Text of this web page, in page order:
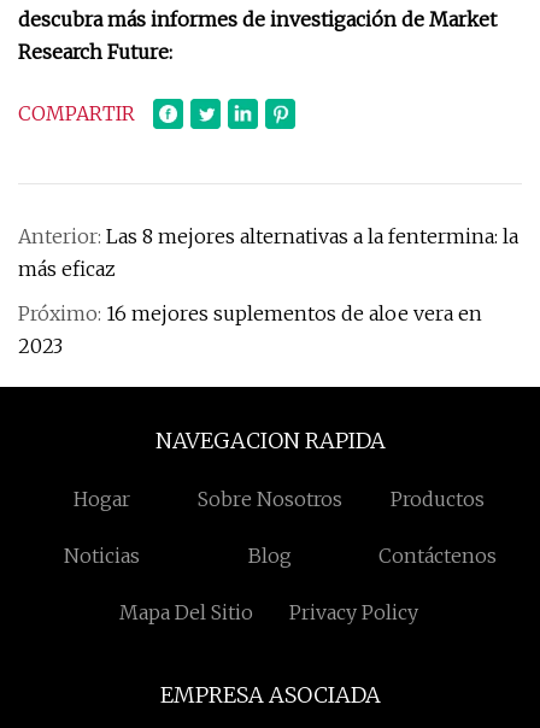
descubra más informes de investigación de Market
Research Future:
COMPARTIR
Anterior: Las 8 mejores alternativas a la fentermina: la
más eficaz
Próximo: 16 mejores suplementos de aloe vera en
2023
NAVEGACION RAPIDA
Hogar Sobre Nosotros Productos
Noticias Blog Contáctenos
Mapa Del Sitio Privacy Policy
EMPRESA ASOCIADA